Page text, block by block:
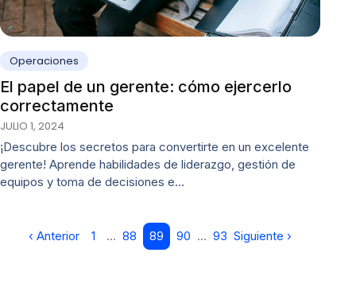
Operaciones
El papel de un gerente: cómo ejercerlo
correctamente
JULIO 1, 2024
¡Descubre los secretos para convertirte en un excelente
gerente! Aprende habilidades de liderazgo, gestión de
equipos y toma de decisiones e…
‹ Anterior 1 … 88 89 90 … 93 Siguiente ›